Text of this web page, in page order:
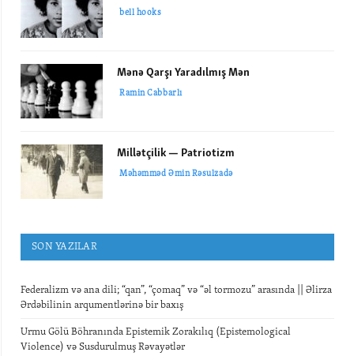
bell hooks
Mənə Qarşı Yaradılmış Mən
Ramin Cabbarlı
Millətçilik — Patriotizm
Məhəmməd Əmin Rəsulzadə
SON YAZILAR
Federalizm və ana dili; “qan”, “çomaq” və “əl tormozu” arasında || Əlirza
Ərdəbilinin arqumentlərinə bir baxış
Urmu Gölü Böhranında Epistemik Zorakılıq (Epistemological
Violence) və Susdurulmuş Rəvayətlər